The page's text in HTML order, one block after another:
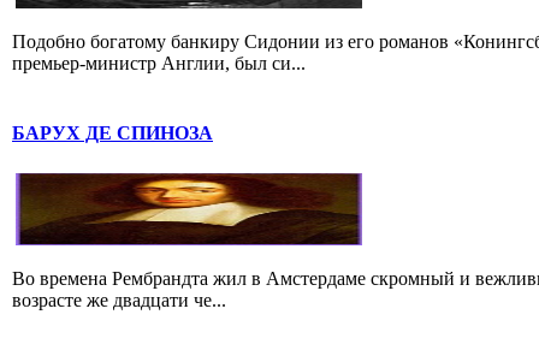
Подобно богатому банкиру Сидонии из его романов
премьер-министр Англии, был си...
БАРУХ ДЕ СПИНОЗА
Во времена Рембрандта жил в Амстердаме скромный и
возрасте же двадцати че...